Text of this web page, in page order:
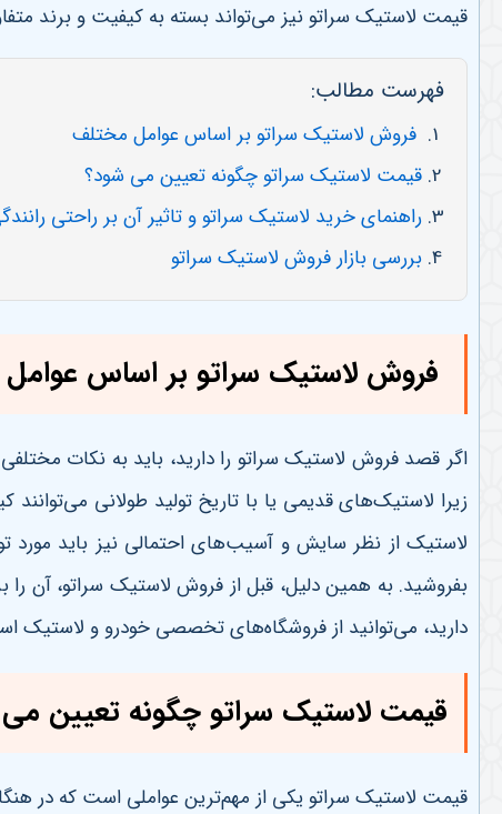
قیمت لاستیک سراتو نیز می‌تواند بسته به کیفیت و برند
فهرست مطالب:
فروش لاستیک سراتو بر اساس عوامل مختلف
قیمت لاستیک سراتو چگونه تعیین می شود؟
راهنمای خرید لاستیک سراتو و تاثیر آن بر راحتی
بررسی بازار فروش لاستیک سراتو
فروش لاستیک سراتو بر اساس
اگر قصد فروش لاستیک سراتو را دارید، باید به نکات
زیرا لاستیک‌های قدیمی یا با تاریخ تولید طولانی
لاستیک از نظر سایش و آسیب‌های احتمالی نیز باید مورد
بفروشید. به همین دلیل، قبل از فروش لاستیک سراتو، آن
دارید، می‌توانید از فروشگاه‌های تخصصی خودرو و لاستیک
قیمت لاستیک سراتو چگونه تعیین
قیمت لاستیک سراتو یکی از مهم‌ترین عواملی است که در